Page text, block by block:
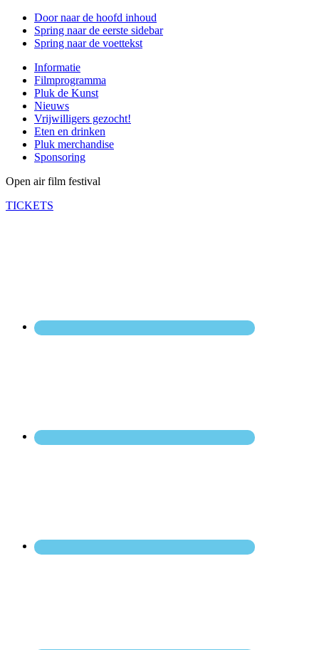
Door naar de hoofd inhoud
Spring naar de eerste sidebar
Spring naar de voettekst
Informatie
Filmprogramma
Pluk de Kunst
Nieuws
Vrijwilligers gezocht!
Eten en drinken
Pluk merchandise
Sponsoring
Open air film festival
TICKETS